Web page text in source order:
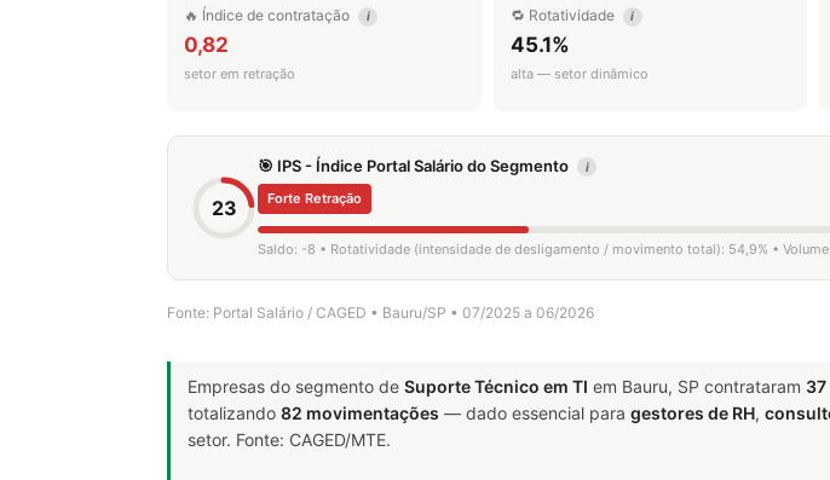
🔥 Índice de contratação i
0,82
setor em retração
🔁 Rotatividade i
45.1%
alta — setor dinâmico
23
🎯 IPS - Índice Portal Salário do Segmento i
Forte Retração
Saldo: -8 • Rotatividade (intensidade de desligamento / movimento total): 54,9% •
Fonte: Portal Salário / CAGED • Bauru/SP • 07/2025 a 06/2026
Empresas do segmento de Suporte Técnico em TI em Bauru, SP contrataram 37
totalizando 82 movimentações — dado essencial para gestores de RH,
setor. Fonte: CAGED/MTE.